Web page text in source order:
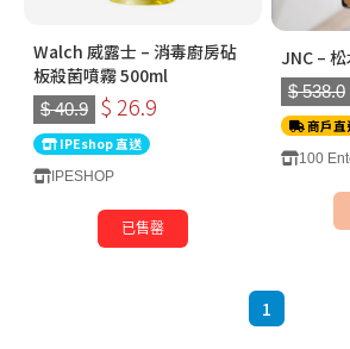
Walch 威露士 – 消毒廚房砧
板殺菌噴霧 500ml
$ 40.9 $ 26.9
IPEshop 直送
IPESHOP
已售罄
JNC –
$ 538.0
商戶直
100
1